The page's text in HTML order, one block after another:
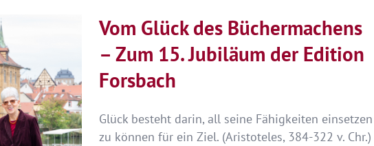
ins
Gesicht!
Vom Glück des Büchermachens
– Zum 15. Jubiläum der Edition
Forsbach
Glück besteht darin, all seine Fähigkeiten einsetzen
zu können für ein Ziel. (Aristoteles, 384-322 v. Chr.)